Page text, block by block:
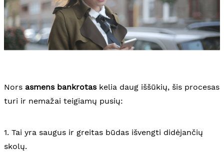
Nors asmens bankrotaskelia daug iššūkių, šis procesas
turi ir nemažai teigiamų pusių:
1. Tai yra saugus ir greitas būdas išvengti didėjančių
skolų.